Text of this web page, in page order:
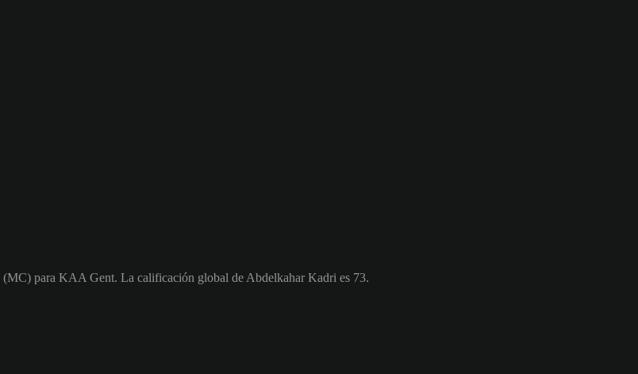
para KAA Gent. La calificación global de Abdelkahar Kadri es 73.